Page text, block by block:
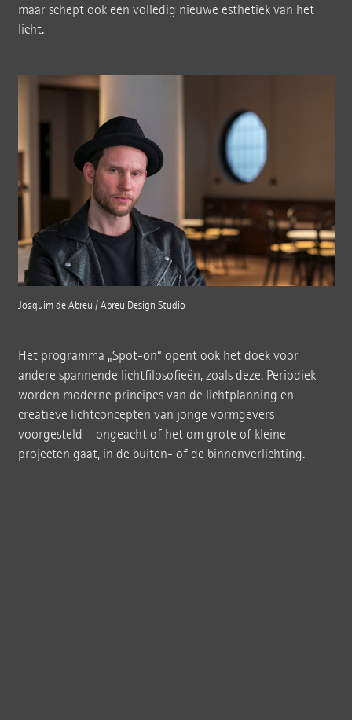
maar schept ook een volledig nieuwe esthetiek van het
licht.
Joaquim de Abreu / Abreu Design Studio
Het programma „Spot-on“ opent ook het doek voor
andere spannende lichtfilosofieën, zoals deze. Periodiek
worden moderne principes van de lichtplanning en
creatieve lichtconcepten van jonge vormgevers
voorgesteld – ongeacht of het om grote of kleine
projecten gaat, in de buiten- of de binnenverlichting.